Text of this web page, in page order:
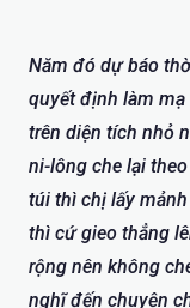
Năm đó dự báo
quyết định làm
trên diện tích nhỏ
ni-lông che lại
túi thì chị lấy
thì cứ gieo thẳng
rộng nên không
nghĩ đến chuyện